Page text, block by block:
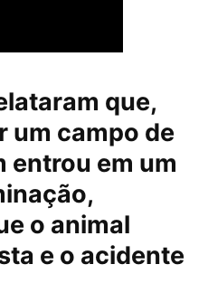
que,
um campo de
entrou em um
o animal
e o acidente